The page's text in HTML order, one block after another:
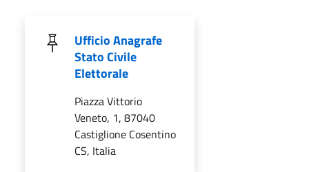
Ufficio Anagrafe
Stato Civile
Elettorale
Piazza Vittorio
Veneto, 1, 87040
Castiglione Cosentino
CS, Italia